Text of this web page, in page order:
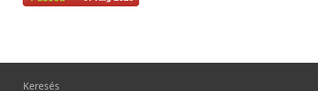
Keresés